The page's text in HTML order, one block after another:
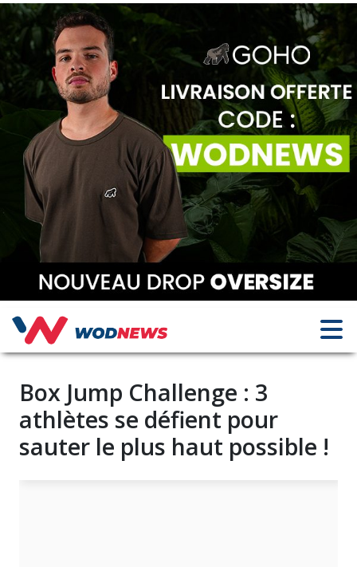
Box Jump Challenge : 3
athlètes se défient pour
sauter le plus haut possible !